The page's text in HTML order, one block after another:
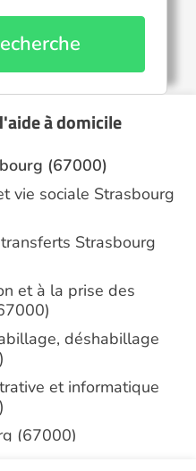
à domicile
(67000)
vie sociale Strasbourg
Strasbourg
et à la prise des
déshabillage
et informatique
(67000)